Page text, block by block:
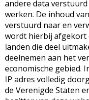
andere data verstuurd
werken. De inhoud
verstuurd naar en
wordt hierbij afgekort
landen die deel
deelnemen aan het
economische gebied.
IP adres volledig
de Verenigde Staten